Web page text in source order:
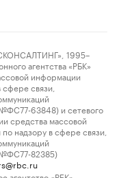
1995–
агентства «РБК»
информации
связи,
63848) и сетевого
средства массовой
надзору в сфере связи,
82385)